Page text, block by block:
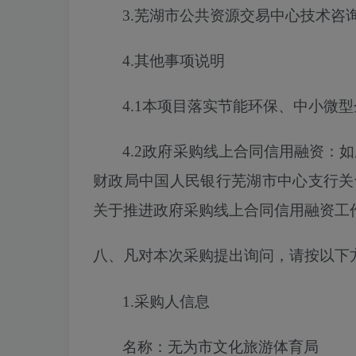
3.芜湖市公共资源交易中心技术咨
4.其他事项说明
4.1本项目落实节能环保、中小微
4.2政府采购线上合同信用融资：
财政局中国人民银行芜湖市中心支行
关于推进政府采购线上合同信用融资
八、凡对本次采购提出询问，请按以下
1.采购人信息
名称：无为市文化旅游体育局